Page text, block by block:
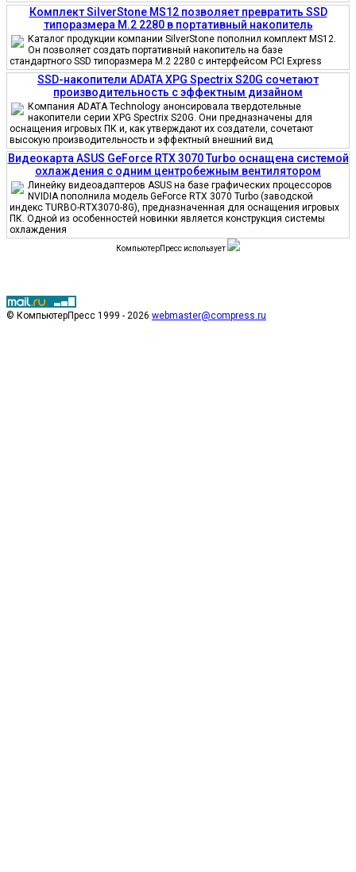
Комплект SilverStone MS12 позволяет превратить SSD
типоразмера M.2 2280 в портативный накопитель
Каталог продукции компании SilverStone пополнил комплект MS12.
Он позволяет создать портативный накопитель на базе
стандартного SSD типоразмера M.2 2280 с интерфейсом PCI Express
SSD-накопители ADATA XPG Spectrix S20G сочетают
производительность с эффектным дизайном
Компания ADATA Technology анонсировала твердотельные
накопители серии XPG Spectrix S20G. Они предназначены для
оснащения игровых ПК и, как утверждают их создатели, сочетают
высокую производительность и эффектный внешний вид
Видеокарта ASUS GeForce RTX 3070 Turbo оснащена системой
охлаждения с одним центробежным вентилятором
Линейку видеоадаптеров ASUS на базе графических процессоров
NVIDIA пополнила модель GeForce RTX 3070 Turbo (заводской
индекс TURBO-RTX3070-8G), предназначенная для оснащения игровых
ПК. Одной из особенностей новинки является конструкция системы
охлаждения
КомпьютерПресс использует
© КомпьютерПресс 1999 - 2026 webmaster@compress.ru